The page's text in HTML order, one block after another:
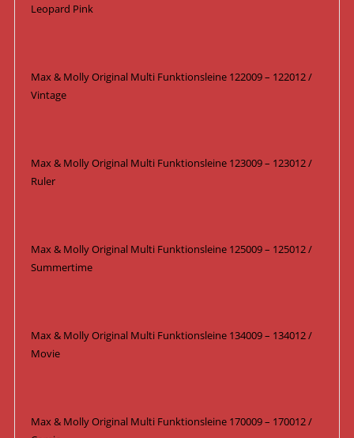
Leopard Pink
Max & Molly Original Multi Funktionsleine 122009 – 122012 /
Vintage
Max & Molly Original Multi Funktionsleine 123009 – 123012 /
Ruler
Max & Molly Original Multi Funktionsleine 125009 – 125012 /
Summertime
Max & Molly Original Multi Funktionsleine 134009 – 134012 /
Movie
Max & Molly Original Multi Funktionsleine 170009 – 170012 /